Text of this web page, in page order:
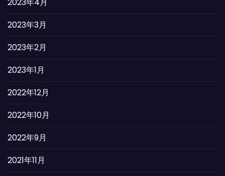
2023年3月
2023年2月
2023年1月
2022年12月
2022年10月
2022年9月
2021年11月